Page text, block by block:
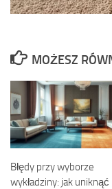
MOŻESZ
Błędy przy wyborze
wykładziny: jak uniknąć